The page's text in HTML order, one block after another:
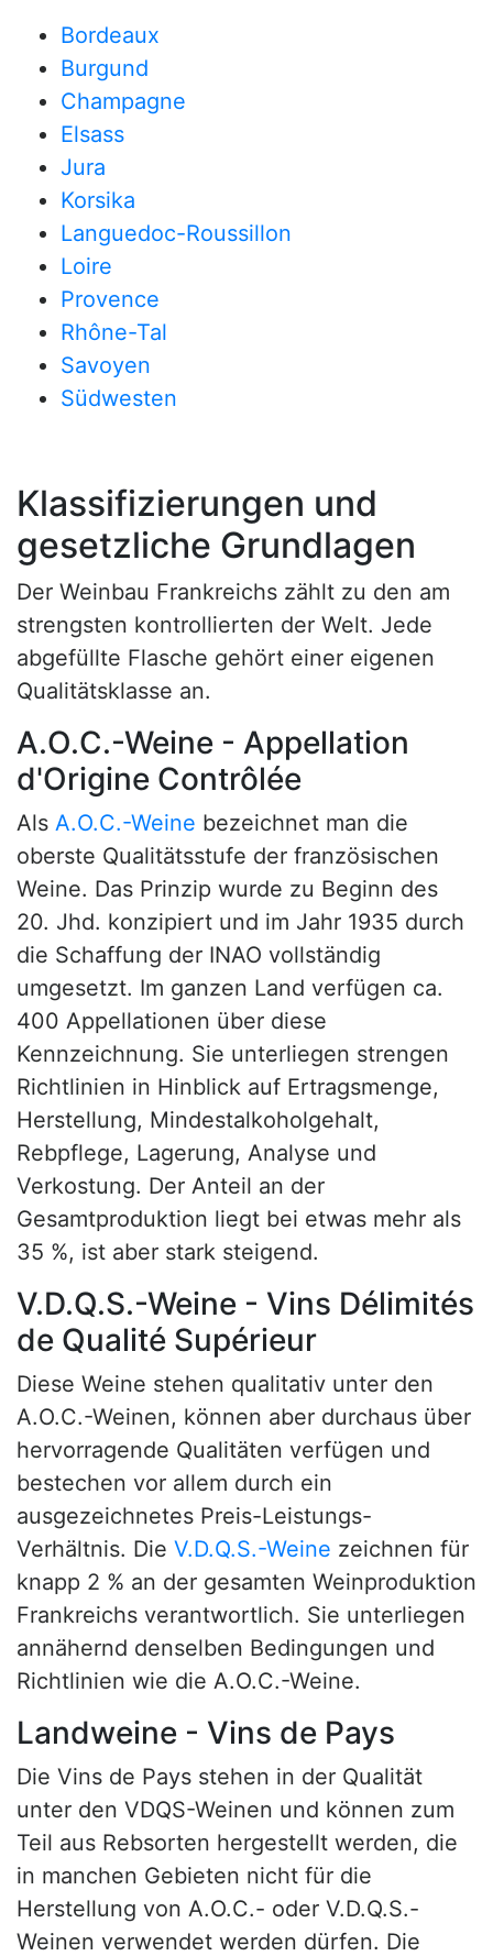
Bordeaux
Burgund
Champagne
Elsass
Jura
Korsika
Languedoc-Roussillon
Loire
Provence
Rhône-Tal
Savoyen
Südwesten
Klassifizierungen und
gesetzliche Grundlagen
Der Weinbau Frankreichs zählt zu den am
strengsten kontrollierten der Welt. Jede
abgefüllte Flasche gehört einer eigenen
Qualitätsklasse an.
A.O.C.-Weine - Appellation
d'Origine Contrôlée
Als A.O.C.-Weine bezeichnet man die
oberste Qualitätsstufe der französischen
Weine. Das Prinzip wurde zu Beginn des
20. Jhd. konzipiert und im Jahr 1935 durch
die Schaffung der INAO vollständig
umgesetzt. Im ganzen Land verfügen ca.
400 Appellationen über diese
Kennzeichnung. Sie unterliegen strengen
Richtlinien in Hinblick auf Ertragsmenge,
Herstellung, Mindestalkoholgehalt,
Rebpflege, Lagerung, Analyse und
Verkostung. Der Anteil an der
Gesamtproduktion liegt bei etwas mehr als
35 %, ist aber stark steigend.
V.D.Q.S.-Weine - Vins Délimités
de Qualité Supérieur
Diese Weine stehen qualitativ unter den
A.O.C.-Weinen, können aber durchaus über
hervorragende Qualitäten verfügen und
bestechen vor allem durch ein
ausgezeichnetes Preis-Leistungs-
Verhältnis. Die V.D.Q.S.-Weine zeichnen für
knapp 2 % an der gesamten Weinproduktion
Frankreichs verantwortlich. Sie unterliegen
annähernd denselben Bedingungen und
Richtlinien wie die A.O.C.-Weine.
Landweine - Vins de Pays
Die Vins de Pays stehen in der Qualität
unter den VDQS-Weinen und können zum
Teil aus Rebsorten hergestellt werden, die
in manchen Gebieten nicht für die
Herstellung von A.O.C.- oder V.D.Q.S.-
Weinen verwendet werden dürfen. Die